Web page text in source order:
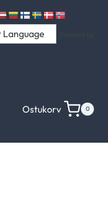
Ostukorv 0